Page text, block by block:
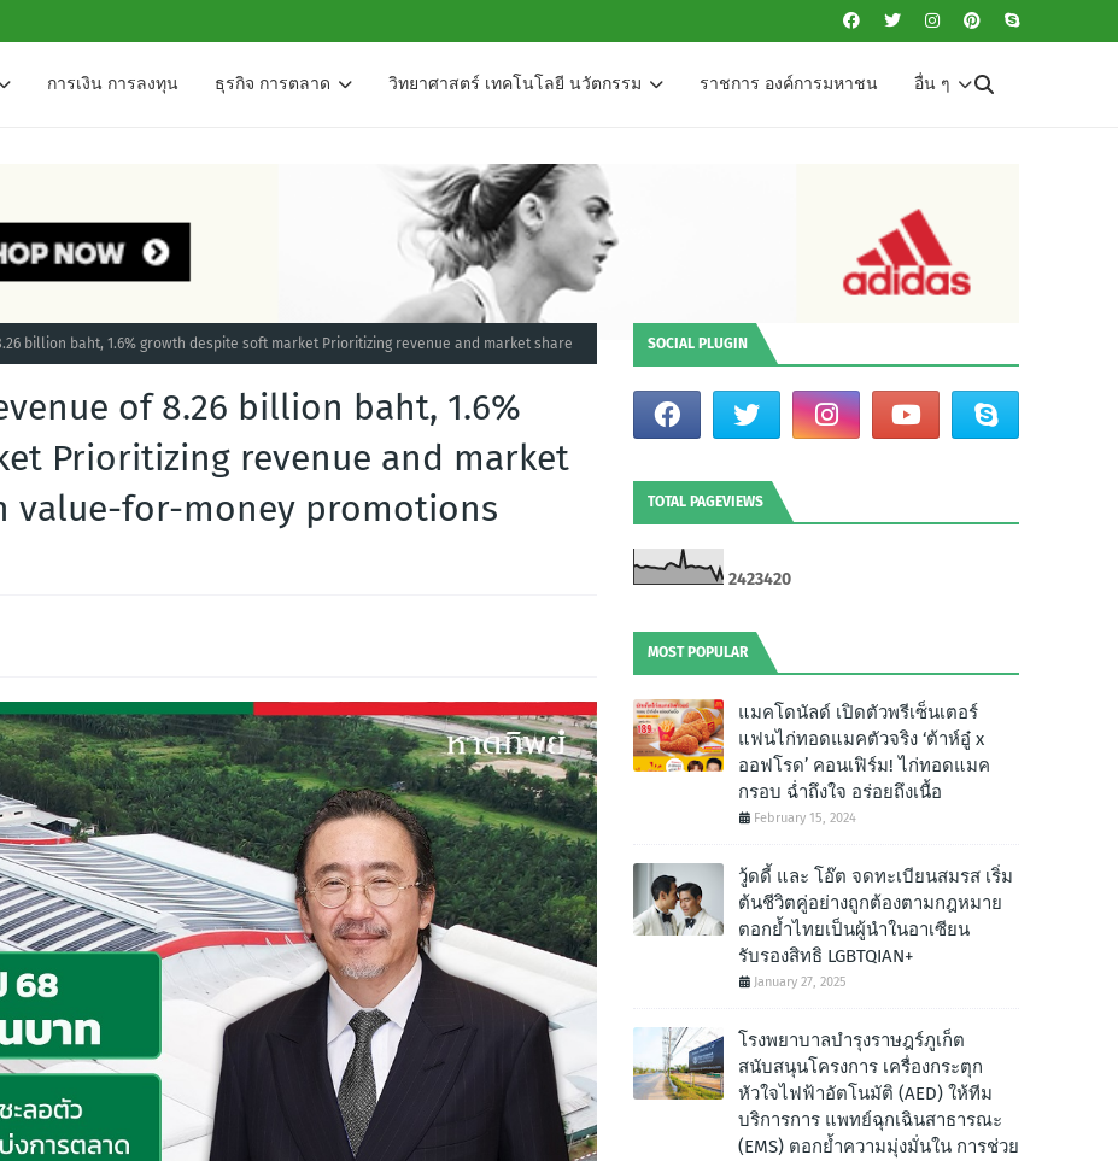
การเงิน การลงทุน ธุรกิจ การตลาด วิทยาศาสตร์ เทคโนโลยี นวัตกรรม ราชการ องค์การมหาชน อื่น ๆ
billion baht, 1.6% growth despite soft market Prioritizing revenue and market share
of 8.26 billion baht, 1.6%
Prioritizing revenue and market
value-for-money promotions
SOCIAL PLUGIN
TOTAL PAGEVIEWS
2423420
MOST POPULAR
แมคโดนัลด์ เปิดตัวพรีเซ็นเตอร์
แฟนไก่ทอดแมคตัวจริง ‘ต้าห์อู๋ x
ออฟโรด’ คอนเฟิร์ม! ไก่ทอดแมค
กรอบ ฉํ่าถึงใจ อร่อยถึงเนื้อ
February 15, 2024
วู้ดดี้ และ โอ๊ต จดทะเบียนสมรส เริ่ม
ต้นชีวิตคู่อย่างถูกต้องตามกฎหมาย
ตอกย้ำไทยเป็นผู้นำในอาเซียน
รับรองสิทธิ LGBTQIAN+
January 27, 2025
โรงพยาบาลบำรุงราษฎร์ภูเก็ต
สนับสนุนโครงการ เครื่องกระตุก
หัวใจไฟฟ้าอัตโนมัติ (AED) ให้ทีม
บริการการ แพทย์ฉุกเฉินสาธารณะ
(EMS) ตอกย้ำความมุ่งมั่นใน การช่วย